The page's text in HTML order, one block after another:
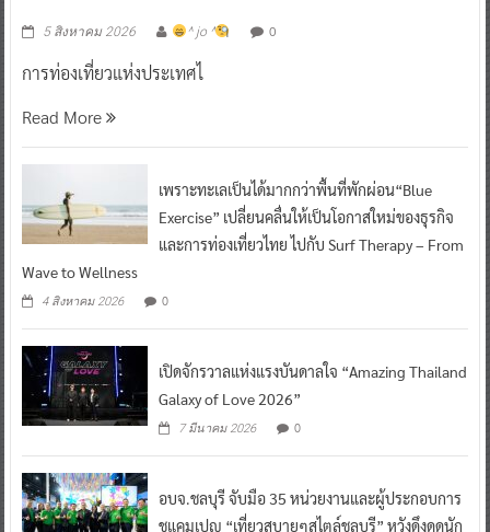
5 สิงหาคม 2026 ^ jo ^ 0
การท่องเที่ยวแห่งประเทศไ
Read More
เพราะทะเลเป็นได้มากกว่าพื้นที่พักผ่อน“Blue
Exercise” เปลี่ยนคลื่นให้เป็นโอกาสใหม่ของธุรกิจ
และการท่องเที่ยวไทย ไปกับ Surf Therapy – From
Wave to Wellness
4 สิงหาคม 2026 0
เปิดจักรวาลแห่งแรงบันดาลใจ “Amazing Thailand
Galaxy of Love 2026”
7 มีนาคม 2026 0
อบจ.ชลบุรี จับมือ 35 หน่วยงานและผู้ประกอบการ
ชูแคมเปญ “เที่ยวสบายๆสไตล์ชลบุรี” หวังดึงดูดนัก